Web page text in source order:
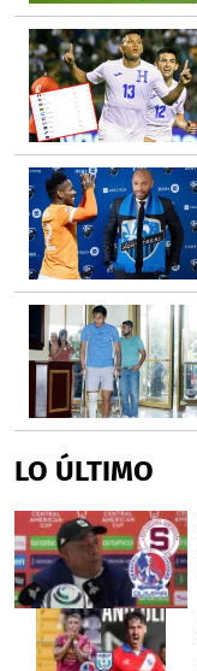
LO ÚLTIMO